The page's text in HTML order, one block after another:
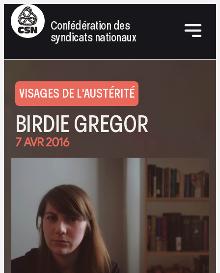
Confédération des
syndicats nationaux
VISAGES DE L'AUSTÉRITÉ
BIRDIE GREGOR
7 AVR 2016